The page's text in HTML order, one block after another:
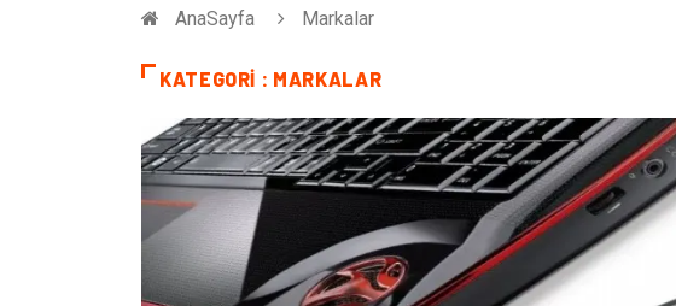
AnaSayfa Markalar
KATEGORI : MARKALAR